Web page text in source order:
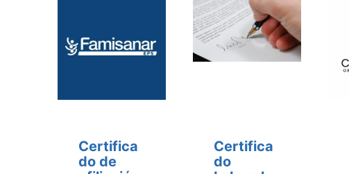
Certifica
do de
Certifica
do